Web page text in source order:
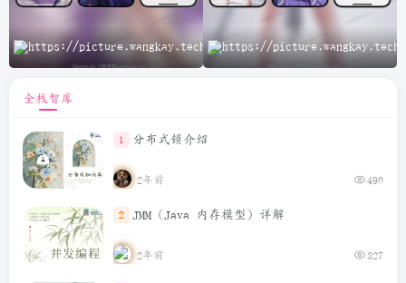
AI
全栈智库
1 分布式锁介绍
2年前 490
2 JMM（Java 内存模型）详解
2年前 327